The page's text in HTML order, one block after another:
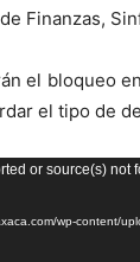
Finanzas,
el bloqueo
el tipo de
or source(s) not
wp-content/